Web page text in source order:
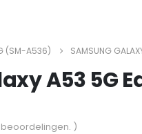
(SM-A536) SAMSUNG
A53 5G
beoordelingen. )